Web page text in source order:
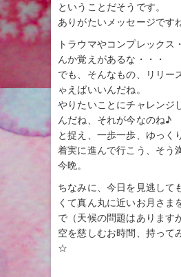
ということだそうです。
ありがたいメッセージです
トラウマやコンプレックス
んか覚えがあるな・・・
でも、そんなもの、リリー
ゃえばいいんだね。
やりたいことにチャレンジ
んだね、それが今なのね♪
と捉え、一歩一歩、ゆっく
着実に進んで行こう、そう
今晩。
ちなみに、今日を見逃して
くて真ん丸に近いお月さま
で（天候の問題はあります
空を慈しむお時間、持って
☆